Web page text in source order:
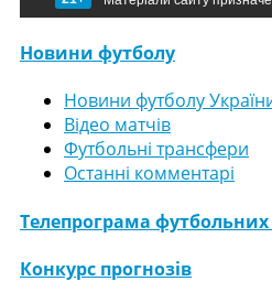
Новини футболу
Новини футболу
Відео матчів
Футбольні трансфери
Останні комментарі
Телепрограма футбольних
Конкурс прогнозів